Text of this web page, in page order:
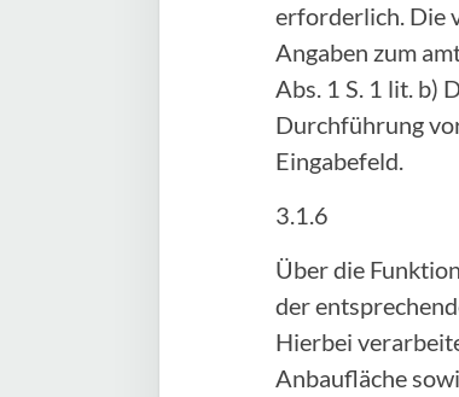
erforderlich. Die
Angaben zum
Abs. 1 S. 1 lit. b)
Durchführung
Eingabefeld.
3.1.6
Über die
der
Hierbei
Anbaufläche